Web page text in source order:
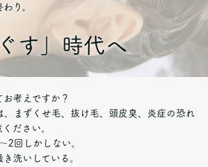
り。
す」時代へ
考えですか？
、まずくせ毛、抜け毛、頭皮臭、炎症の恐れ
ださい。
2回しかしない。
洗いしている。